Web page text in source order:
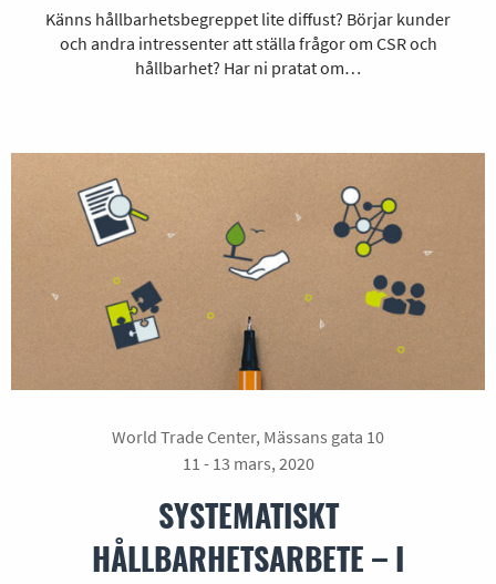
Känns hållbarhetsbegreppet lite diffust? Börjar kunder
och andra intressenter att ställa frågor om CSR och
hållbarhet? Har ni pratat om…
World Trade Center, Mässans gata 10
11 - 13 mars, 2020
SYSTEMATISKT
HÅLLBARHETSARBETE – I